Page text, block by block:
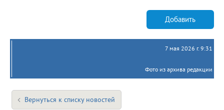
Добавить
7 мая 2026 г. 9:31
Фото из архива редакции
Вернуться к списку новостей